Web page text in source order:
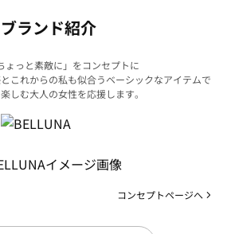
ブランド紹介
ょっと素敵に」をコンセプトに
これからの私も似合うベーシックなアイテムで
しむ大人の女性を応援します。
コンセプトページへ